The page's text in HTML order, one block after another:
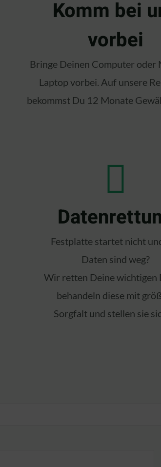
Komm bei
vorbei
Bringe Deinen Computer oder
Laptop vorbei. Auf unsere
bekommst Du 12 Monate
Festplatte startet nicht
Daten sind weg?
Wir retten Deine wichtigen
behandeln diese mit
Sorgfalt und stellen sie